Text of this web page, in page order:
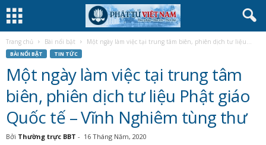
Trang chủ Bài nổi bật Một ngày làm việc tại trung tâm biên, phiên dịch tư liệu...
BÀI NỔI BẬT TIN TỨC
Một ngày làm việc tại trung tâm
biên, phiên dịch tư liệu Phật giáo
Quốc tế – Vĩnh Nghiêm tùng thư
Bởi Thường trực BBT - 16 Tháng Năm, 2020